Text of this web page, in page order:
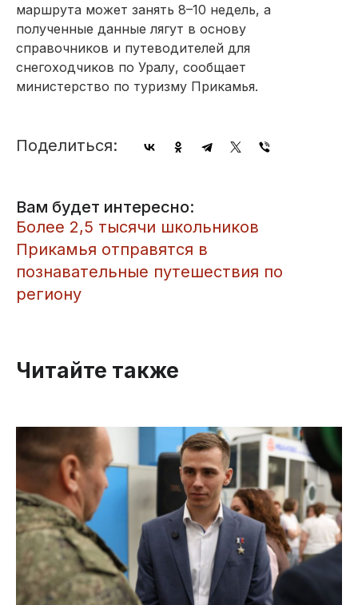
маршрута может занять 8–10 недель, а
полученные данные лягут в основу
справочников и путеводителей для
снегоходчиков по Уралу, сообщает
министерство по туризму Прикамья.
Поделиться:
Вам будет интересно:
Более 2,5 тысячи школьников
Прикамья отправятся в
познавательные путешествия по
региону
Читайте также